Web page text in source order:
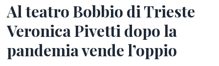
Al teatro Bobbio di Trieste
Veronica Pivetti dopo la
pandemia vende l’oppio